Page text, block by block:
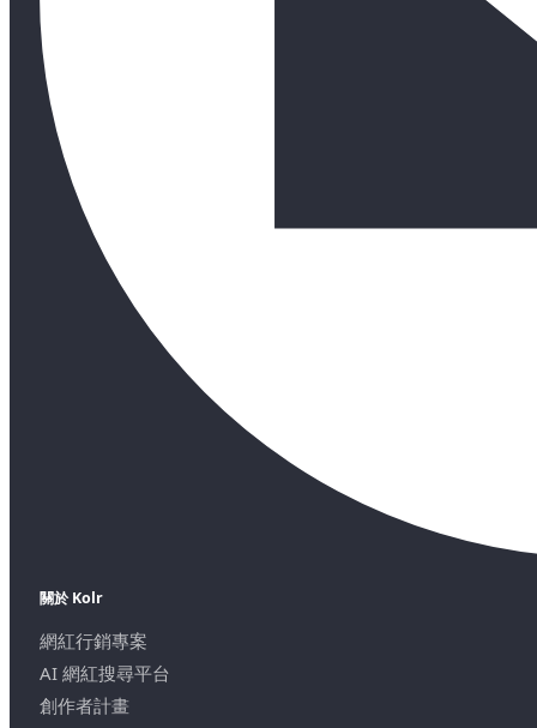
關於 Kolr
網紅行銷專案
AI 網紅搜尋平台
創作者計畫